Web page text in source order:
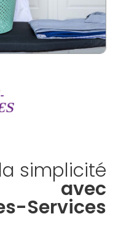
simplicité
avec
Services